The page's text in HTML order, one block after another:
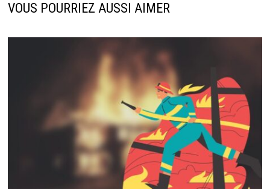
VOUS POURRIEZ AUSSI AIMER